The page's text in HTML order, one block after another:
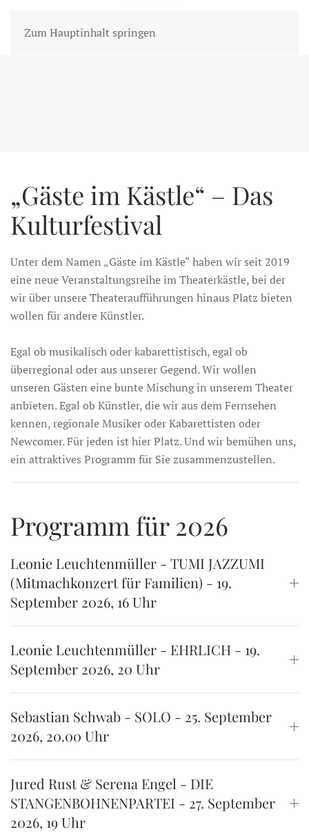
Zum Hauptinhalt springen
MENÜ
„Gäste im Kästle“ – Das
Kulturfestival
Unter dem Namen „Gäste im Kästle“ haben wir seit 2019
eine neue Veranstaltungsreihe im Theaterkästle, bei der
wir über unsere Theateraufführungen hinaus Platz bieten
wollen für andere Künstler.
Egal ob musikalisch oder kabarettistisch, egal ob
überregional oder aus unserer Gegend. Wir wollen
unseren Gästen eine bunte Mischung in unserem Theater
anbieten. Egal ob Künstler, die wir aus dem Fernsehen
kennen, regionale Musiker oder Kabarettisten oder
Newcomer. Für jeden ist hier Platz. Und wir bemühen uns,
ein attraktives Programm für Sie zusammenzustellen.
Programm für 2026
Leonie Leuchtenmüller - TUMI JAZZUMI
(Mitmachkonzert für Familien) - 19.
September 2026, 16 Uhr
Leonie Leuchtenmüller - EHRLICH - 19.
September 2026, 20 Uhr
Sebastian Schwab - SOLO - 25. September
2026, 20.00 Uhr
Jured Rust & Serena Engel - DIE
STANGENBOHNENPARTEI - 27. September
2026, 19 Uhr